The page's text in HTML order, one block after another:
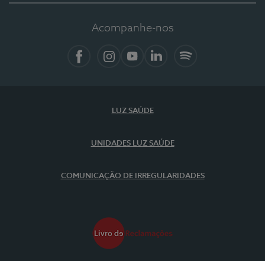
Acompanhe-nos
LUZ SAÚDE
UNIDADES LUZ SAÚDE
COMUNICAÇÃO DE IRREGULARIDADES